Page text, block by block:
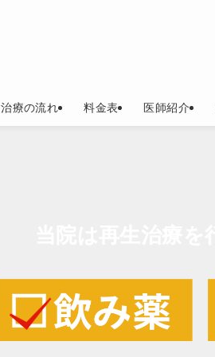
治療の流れ 料金表 医師紹介